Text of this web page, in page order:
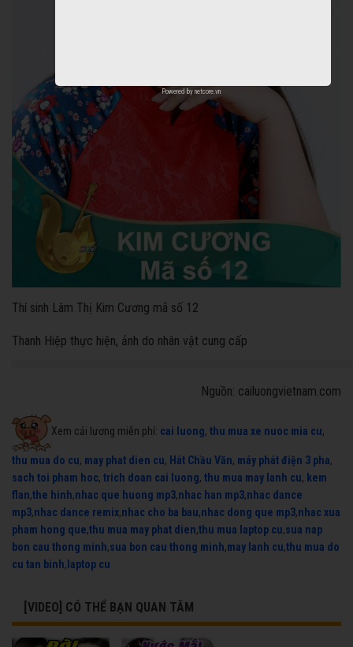
Thí sinh Lâm Thị Kim Cương mã số 12
Thanh Hiệp thực hiện, ảnh do nhân vật cung cấp
Nguồn: cailuongvietnam.com
Xem cải lương miễn phí: cai luong, thu mua xe nuoc mia cu,
thu mua do cu, may phat dien cu, Hát Chầu Văn, máy phát điện 3 pha,
sach toi pham hoc, trich doan cai luong, thu mua may lanh cu, kem
flan,the hinh,nhac que huong mp3,nhac han mp3,nhac dance
mp3,nhac dance remix,nhac cho ba bau,nhac dong que mp3,nhac xua
pham hong que,thu mua may phat dien,thu mua laptop cu,sua nap
bon cau thong minh,sua bon cau thong minh,may lanh cu,thu mua do
cu tan binh, laptop cu
[VIDEO] CÓ THỂ BẠN QUAN TÂM
Powered by netcore.vn